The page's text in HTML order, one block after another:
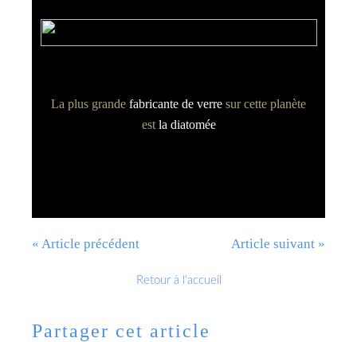
La plus grande fabricante de verre sur cette planète
est la diatomée
« Article précédent Article suivant »
Retour à l'accueil
Partager cet article